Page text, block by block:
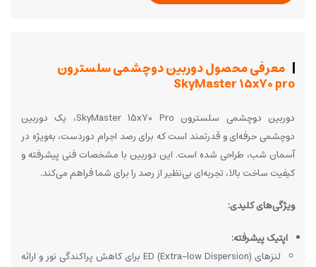
معرفی محصول دوربین دوچشمی سلسترون
SkyMaster 15x70 pro
دوربین دوچشمی سلسترون SkyMaster 15x70 Pro، یک دوربین
دوچشمی حرفه‌ای و قدرتمند است که برای رصد اجرام دوردست، به‌ویژه در
آسمان شب، طراحی شده است. این دوربین با مشخصات فنی پیشرفته و
کیفیت ساخت بالا، تجربه‌ای بی‌نظیر از رصد را برای شما فراهم می‌کند.
ویژگی‌های کلیدی:
اپتیک پیشرفته:
لنزهای ED (Extra-low Dispersion) برای کاهش پراکندگی نور و ارائه